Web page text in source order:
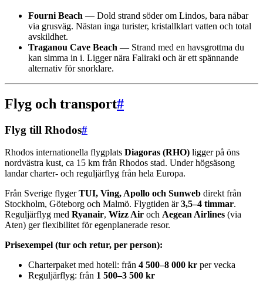
Fourni Beach — Dold strand söder om Lindos, bara nåbar
via grusväg. Nästan inga turister, kristallklart vatten och total
avskildhet.
Traganou Cave Beach — Strand med en havsgrottma du
kan simma in i. Ligger nära Faliraki och är ett spännande
alternativ för snorklare.
Flyg och transport#
Flyg till Rhodos#
Rhodos internationella flygplats Diagoras (RHO) ligger på öns
nordvästra kust, ca 15 km från Rhodos stad. Under högsäsong
landar charter- och reguljärflyg från hela Europa.
Från Sverige flygerTUI, Ving, Apollo och Sunweb direkt från
Stockholm, Göteborg och Malmö. Flygtiden är3,5–4 timmar.
Reguljärflyg med Ryanair, Wizz Air och Aegean Airlines (via
Aten) ger flexibilitet för egenplanerade resor.
Prisexempel (tur och retur, per person):
Charterpaket med hotell: från 4 500–8 000 kr per vecka
Reguljärflyg: från 1 500–3 500 kr